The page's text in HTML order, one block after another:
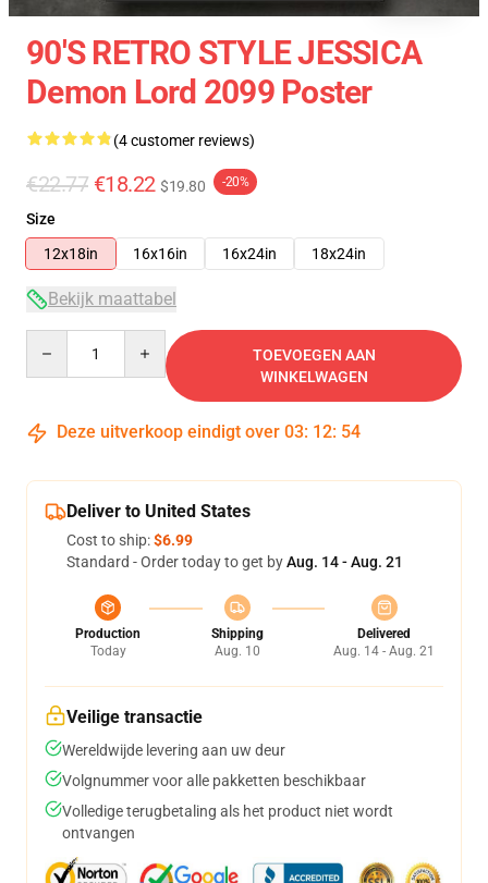
90'S RETRO STYLE JESSICA
Demon Lord 2099 Poster
(4 customer reviews)
€22.77 €18.22 $19.80 -20%
Size
12x18in
16x16in 16x24in 18x24in
Bekijk maattabel
TOEVOEGEN AAN
WINKELWAGEN
Deze uitverkoop eindigt over 03: 12: 54
Deliver to United States
Cost to ship:$6.99
Standard - Order today to get byAug. 14 - Aug. 21
Production
Today
Shipping
Aug. 10
Delivered
Aug. 14 - Aug. 21
Veilige transactie
Wereldwijde levering aan uw deur
Volgnummer voor alle pakketten beschikbaar
Volledige terugbetaling als het product niet wordt
ontvangen